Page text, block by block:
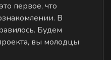
первое, что
В
Будем
вы молодцы